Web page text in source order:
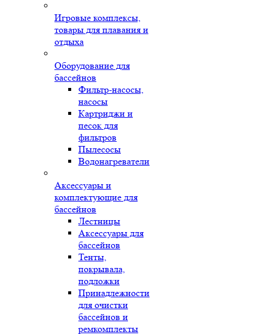
Игровые комплексы,
товары для плавания и
отдыха
Оборудование для
бассейнов
Фильтр-насосы,
насосы
Картриджи и
песок для
фильтров
Пылесосы
Водонагреватели
Аксессуары и
комплектующие для
бассейнов
Лестницы
Аксессуары для
бассейнов
Тенты,
покрывала,
подложки
Принадлежности
для очистки
бассейнов и
ремкомплекты